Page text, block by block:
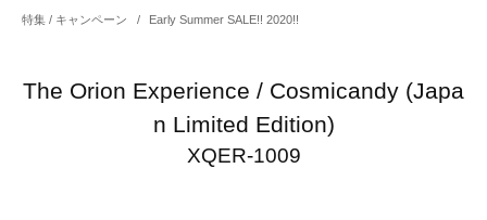
特集 / キャンペーン / Early Summer SALE!! 2020!!
The Orion Experience / Cosmicandy (Japa
n Limited Edition)
XQER-1009